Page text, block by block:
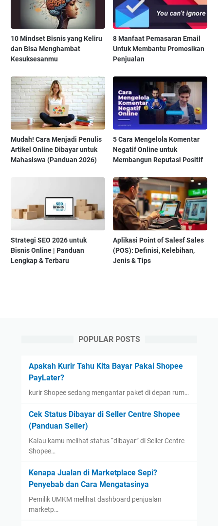
10 Mindset Bisnis yang Keliru
dan Bisa Menghambat
Kesuksesanmu
8 Manfaat Pemasaran Email
Untuk Membantu Promosikan
Penjualan
Mudah! Cara Menjadi Penulis
Artikel Online Dibayar untuk
Mahasiswa (Panduan 2026)
5 Cara Mengelola Komentar
Negatif Online untuk
Membangun Reputasi Positif
Strategi SEO 2026 untuk
Bisnis Online | Panduan
Lengkap & Terbaru
Aplikasi Point of Salesf Sales
(POS): Definisi, Kelebihan,
Jenis & Tips
POPULAR POSTS
Apakah Kurir Tahu Kita Bayar Pakai Shopee
PayLater?
kurir Shopee sedang mengantar paket di depan rum…
Cek Status Dibayar di Seller Centre Shopee
(Panduan Seller)
Kalau kamu melihat status “dibayar” di Seller Centre
Shopee…
Kenapa Jualan di Marketplace Sepi?
Penyebab dan Cara Mengatasinya
Pemilik UMKM melihat dashboard penjualan
marketp…